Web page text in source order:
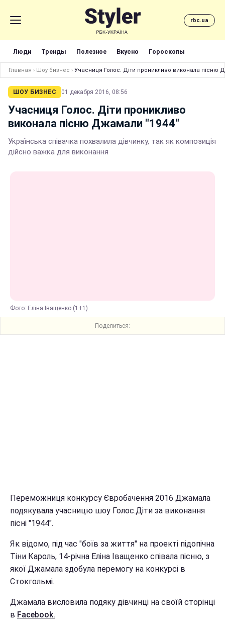
rbc.ua
Люди Тренды Полезное Вкусно Гороскопы
Главная › Шоу бизнес › Учасниця Голос. Діти проникливо виконала пісню
ШОУ БИЗНЕС 01 декабря 2016, 08:56
Учасниця Голос. Діти проникливо
виконала пісню Джамали "1944"
Українська співачка похвалила дівчинку, так як композиція
дійсно важка для виконання
Фото: Еліна Іващенко (1+1)
Поделиться:
Переможниця конкурсу Євробачення 2016 Джамала
подякувала учасницю шоу Голос.Діти за виконання
пісні "1944".
Як відомо, під час "боїв за життя" на проекті підопічна
Тіни Кароль, 14-річна Еліна Іващенко співала пісню, з
якої Джамала здобула перемогу на конкурсі в
Стокгольмі.
Джамала висловила подяку дівчинці на своїй сторінці
в Facebook.